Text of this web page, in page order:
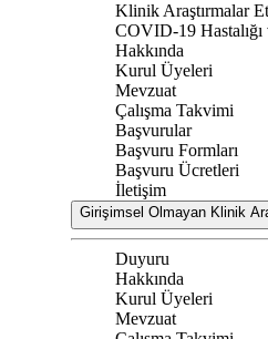
Klinik Araştırmalar
COVID-19 Hastalığı
Hakkında
Kurul Üyeleri
Mevzuat
Çalışma Takvimi
Başvurular
Başvuru Formları
Başvuru Ücretleri
İletişim
Girişimsel Olmayan Klinik
Duyuru
Hakkında
Kurul Üyeleri
Mevzuat